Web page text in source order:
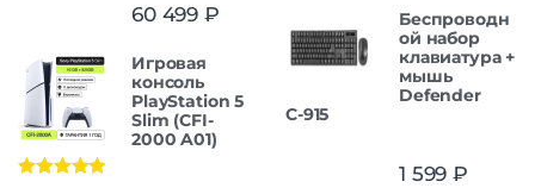
60 499 ₽
Игровая
консоль
PlayStation 5
Slim (CFI-
2000 A01)
Беспроводн
ой набор
клавиатура +
мышь
Defender
С-915
1 599 ₽